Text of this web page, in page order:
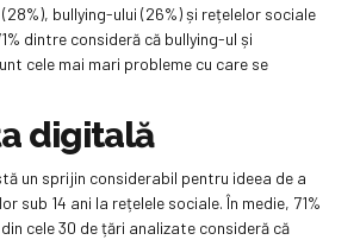
bullying-ului (26%) și rețelelor sociale
dintre consideră că bullying-ul și
cele mai mari probleme cu care se
digitală
un sprijin considerabil pentru ideea de a
sub 14 ani la rețelele sociale. În medie, 71%
cele 30 de țări analizate consideră că